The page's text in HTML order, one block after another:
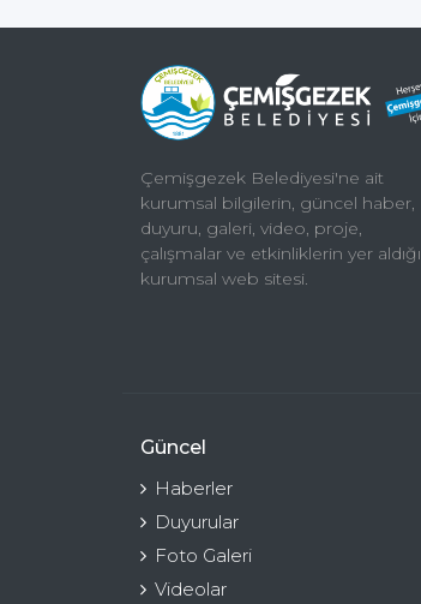
Çemişgezek Belediyesi'ne ait
kurumsal bilgilerin, güncel haber,
duyuru, galeri, video, proje,
çalışmalar ve etkinliklerin yer aldığı
kurumsal web sitesi.
Güncel
Haberler
Duyurular
Foto Galeri
Videolar